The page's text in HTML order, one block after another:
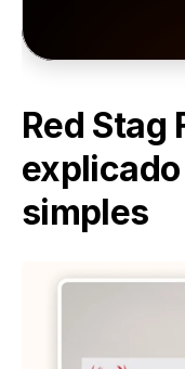
Red Stag
simples